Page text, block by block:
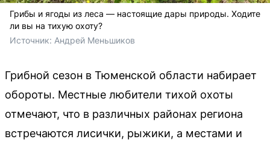
Грибы и ягоды из леса — настоящие дары природы. Ходите
ли вы на тихую охоту?
Источник: Андрей Меньшиков
Грибной сезон в Тюменской области набирает
обороты. Местные любители тихой охоты
отмечают, что в различных районах региона
встречаются лисички, рыжики, а местами и